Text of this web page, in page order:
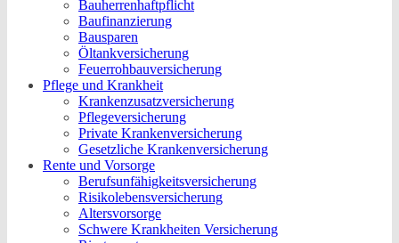
Bauherrenhaftpflicht
Baufinanzierung
Bausparen
Öltankversicherung
Feuerrohbauversicherung
Pflege und Krankheit
Krankenzusatzversicherung
Pflegeversicherung
Private Krankenversicherung
Gesetzliche Krankenversicherung
Rente und Vorsorge
Berufs­unfähigkeitsversicherung
Risikolebensversicherung
Altersvorsorge
Schwere Krankheiten Versicherung